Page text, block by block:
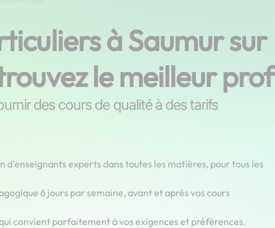
à Saumur sur
le meilleur prof
des cours de qualité à des tarifs
d'enseignants experts dans toutes les matières, pour tous les
6 jours par semaine, avant et après vos cours
convient parfaitement à vos exigences et préférences.